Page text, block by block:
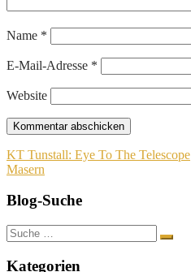
Name *
E-Mail-Adresse *
Website
Beitragsnavigation
KT Tunstall: Eye To The Telescope
Masern
Blog-Suche
Suche
nach:
Kategorien